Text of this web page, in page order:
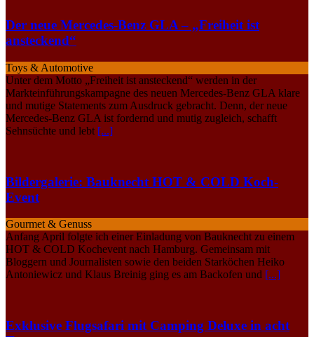
Der neue Mercedes-Benz GLA – „Freiheit ist
ansteckend“
Toys & Automotive
Unter dem Motto „Freiheit ist ansteckend“ werden in der
Markteinführungskampagne des neuen Mercedes-Benz GLA klare
und mutige Statements zum Ausdruck gebracht. Denn, der neue
Mercedes-Benz GLA ist fordernd und mutig zugleich, schafft
Sehnsüchte und lebt [...]
Bildergalerie: Bauknecht HOT & COLD Koch-
Event
Gourmet & Genuss
Anfang April folgte ich einer Einladung von Bauknecht zu einem
HOT & COLD Kochevent nach Hamburg. Gemeinsam mit
Bloggern und Journalisten sowie den beiden Starköchen Heiko
Antoniewicz und Klaus Breinig ging es am Backofen und [...]
Exklusive Flugsafari mit Camping Deluxe in acht